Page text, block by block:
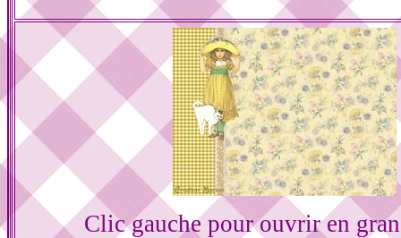
Clic gauche pour ouvrir en